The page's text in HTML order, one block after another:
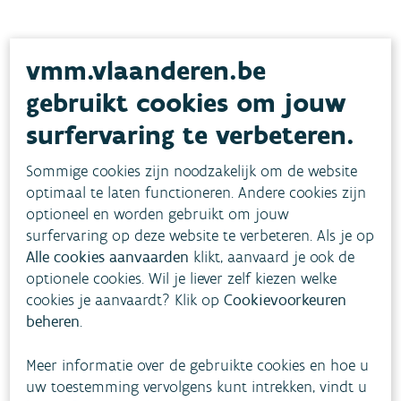
Bij cliënten die herhaaldelijk afgesloten werden,
onderhandelt het OCMW van Mechelen met het
waterbedrijf over een heraansluitings-LAC.
Lees meer…
Preventiewerker verwijst cliënten
door
De preventiewerker van het OCMW van Sint-Truiden
gaat na of LAC-cliënten nood hebben aan andere
vmm.vlaanderen.be
gebruikt cookies om jouw
surfervaring te verbeteren.
Sommige cookies zijn noodzakelijk om de website
optimaal te laten functioneren. Andere cookies zijn
optioneel en worden gebruikt om jouw
surfervaring op deze website te verbeteren. Als je op
Alle cookies aanvaarden klikt, aanvaard je ook de
optionele cookies. Wil je liever zelf kiezen welke
cookies je aanvaardt? Klik opCookievoorkeuren
beheren.
Meer informatie over de gebruikte cookies en hoe u
uw toestemming vervolgens kunt intrekken, vindt u